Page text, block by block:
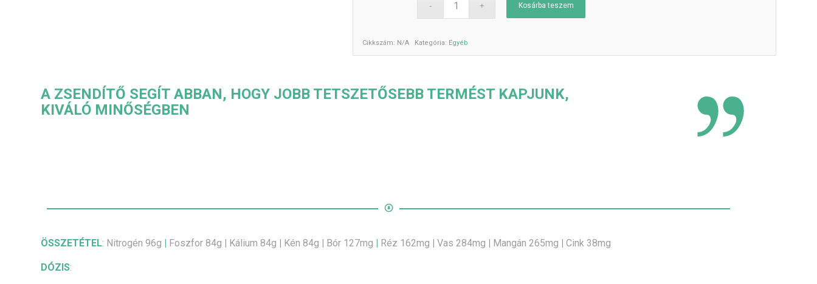
Kosárba teszem
Cikkszám: N/A Kategória: Egyéb
A ZSENDÍTŐ SEGÍT ABBAN, HOGY JOBB TETSZETŐSEBB TERMÉST KAPJUNK,
KIVÁLÓ MINŐSÉGBEN
ÖSSZETÉTEL: Nitrogén 96g Foszfor 84g Kálium 84g Kén 84g Bór 127mg Réz 162mg Vas 284mg Mangán 265mg Cink 38mg
DÓZIS: